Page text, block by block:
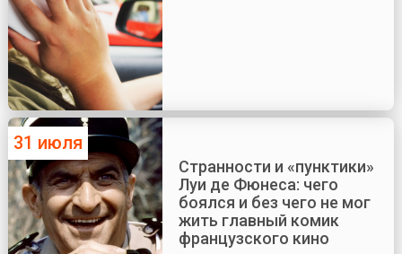
31 июля
Странности и «пунктики»
Луи де Фюнеса: чего
боялся и без чего не мог
жить главный комик
французского кино